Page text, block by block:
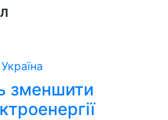
Україна
зменшити